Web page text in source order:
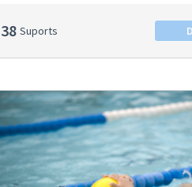
38 Suports